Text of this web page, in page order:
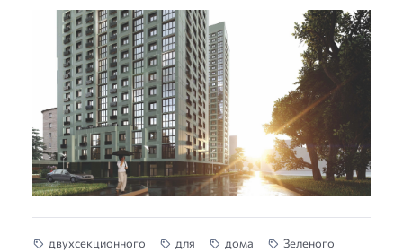
двухсекционного для дома
Зеленого